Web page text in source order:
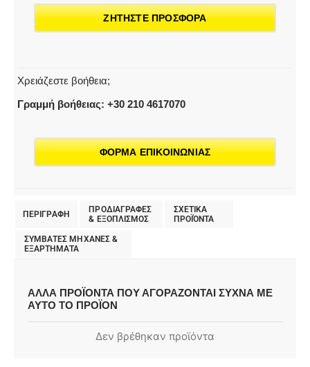
ΖΗΤΗΣΤΕ ΠΡΟΣΦΟΡΑ
Χρειάζεστε βοήθεια;
Γραμμή βοήθειας: +30 210 4617070
ΦΟΡΜΑ ΕΠΙΚΟΙΝΩΝΙΑΣ
ΠΕΡΙΓΡΑΦΗ
ΠΡΟΔΙΑΓΡΑΦΕΣ
& EΞΟΠΛΙΣΜΟΣ
ΣΧΕΤΙΚΑ
ΠΡΟΪΌΝΤΑ
ΣΥΜΒΑΤΕΣ ΜΗΧΑΝΕΣ &
ΕΞΑΡΤΗΜΑΤΑ
ΑΛΛΑ ΠΡΟΪΟΝΤΑ ΠΟΥ ΑΓΟΡΑΖΟΝΤΑΙ ΣΥΧΝΑ ΜΕ
ΑΥΤΟ ΤΟ ΠΡΟΪΟΝ
Δεν βρέθηκαν προϊόντα